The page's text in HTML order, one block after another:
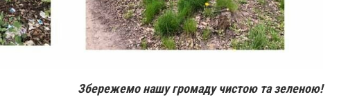
Збережемо нашу громаду чистою та зеленою!